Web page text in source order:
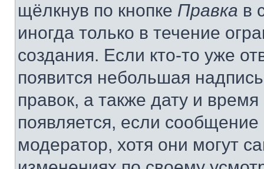
щёлкнув по кнопке Правка в
иногда только в течение
создания. Если кто-то уже
появится небольшая
правок, а также дату и
появляется, если
модератор, хотя они могут